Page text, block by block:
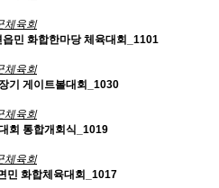
체육회
민 화합한마당 체육대회_1101
체육회
기 게이트볼대회_1030
체육회
회 통합개회식_1019
체육회
민 화합체육대회_1017